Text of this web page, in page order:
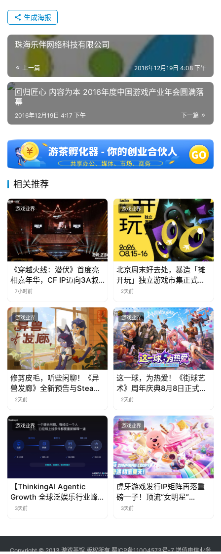
生成海报
珠海乐伴网络科技有限公司
上一篇 2016年12月19日 4:08 下午
回归匠心 内容为本 2016年度中国游戏产业年会圆满落
幕
下一篇
2016年12月19日 4:17 下午
相关推荐
游戏业界
《穿越火线：潜伏》首度亮
相嘉年华，CF IP迈向3A叙
事新高度
7小时前
游戏业界
北京周末好去处，暴造「摊
开玩」独立游戏市集正式开
票！
2天前
游戏业界
修剪皮毛，听些闲聊！《异
兽发廊》全新预告与Steam
免费试玩公开
2天前
游戏业界
这一球，为热爱！《街球艺
术》周年庆典8月8日正式上
线，多重福利与全新内容同
2天前
游戏业界
【ThinkingAI Agentic
Growth 全球泛娱乐行业峰
会】Agent 时代，人到底负
3天前
游戏业界
虎牙游戏发行IP矩阵再落重
磅一子！顶流“女明星”
ZANMANG LOOPY 正版3D
3天前
Copyright © 2013 游戏茶馆 版权所有蜀ICP备11004573号-7增值电信业务